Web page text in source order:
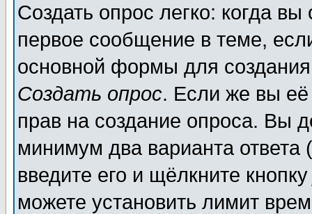
Создать опрос легко: когда
первое сообщение в теме,
основной формы для
Создать опрос. Если же вы её
прав на создание опроса. Вы
минимум два варианта ответа
введите его и щёлкните
можете установить лимит